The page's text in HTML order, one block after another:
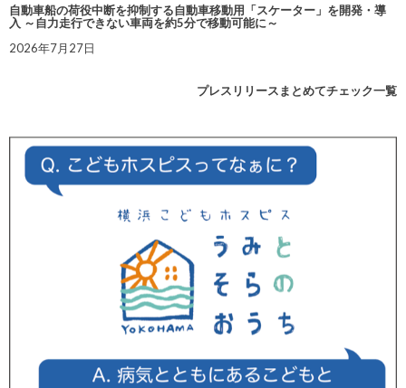
自動車船の荷役中断を抑制する自動車移動用「スケーター」を開発・導
入 ～自力走行できない車両を約5分で移動可能に～
2026年7月27日
プレスリリースまとめてチェック一覧